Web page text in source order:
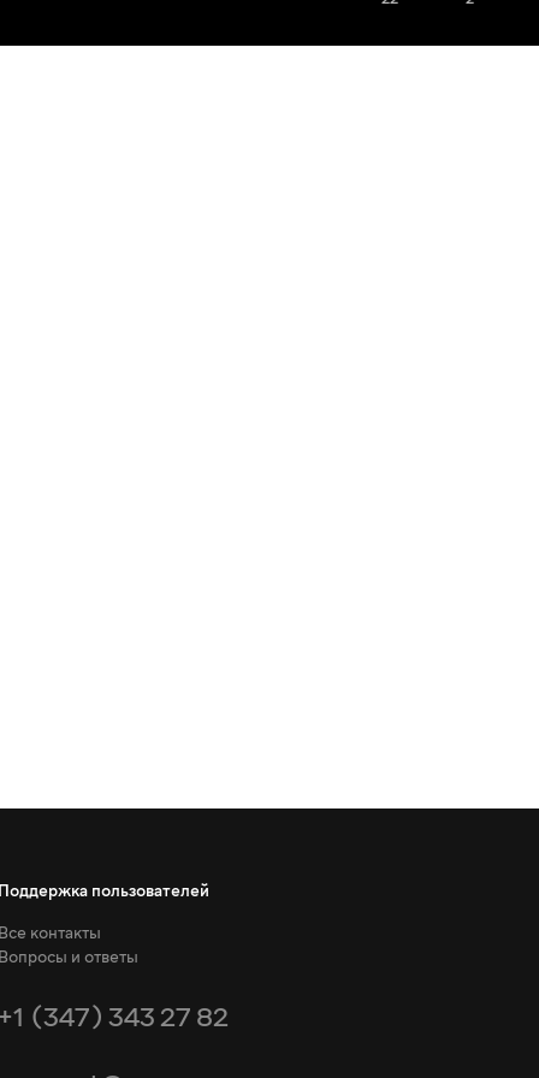
Поддержка пользователей
Все контакты
Вопросы и ответы
+1 (347) 343 27 82